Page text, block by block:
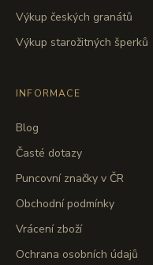
Výkup českých granátů
Výkup starožitných šperků
INFORMACE
Blog
Časté dotazy
Puncovní značky v ČR
Obchodní podmínky
Vrácení zboží
Ochrana osobních údajů